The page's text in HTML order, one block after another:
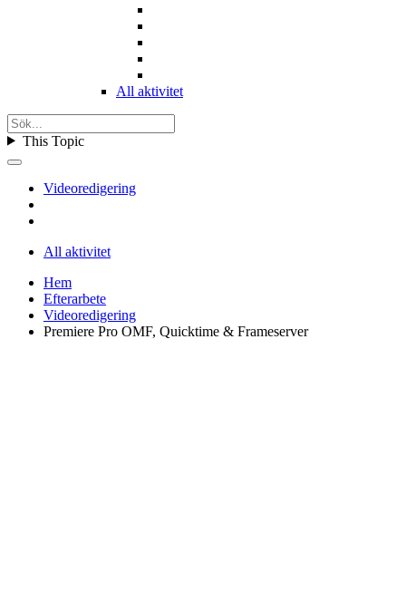
All aktivitet
This Topic
Videoredigering
All aktivitet
Hem
Efterarbete
Videoredigering
Premiere Pro OMF, Quicktime & Frameserver